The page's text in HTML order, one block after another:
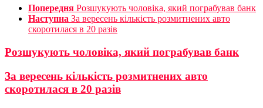
Попередня Розшукують чоловіка, який пограбував банк
Наступна За вересень кількість розмитнених авто
скоротилася в 20 разів
Розшукують чоловіка, який пограбував банк
За вересень кількість розмитнених авто
скоротилася в 20 разів